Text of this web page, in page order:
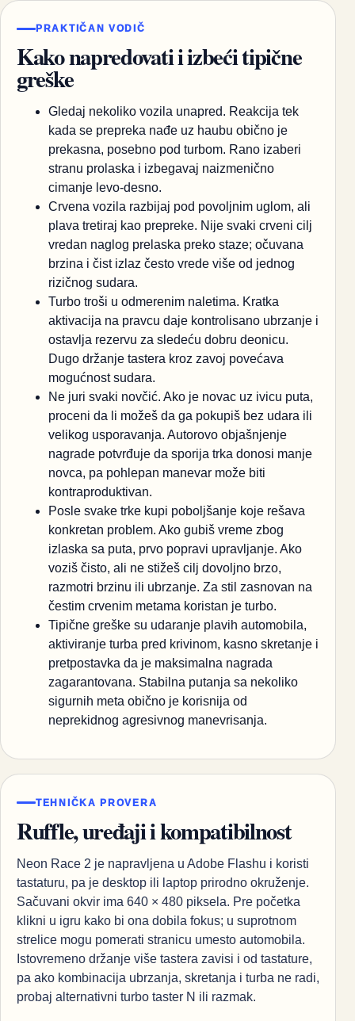
PRAKTIČAN VODIČ
Kako napredovati i izbeći tipične
greške
Gledaj nekoliko vozila unapred. Reakcija tek
kada se prepreka nađe uz haubu obično je
prekasna, posebno pod turbom. Rano izaberi
stranu prolaska i izbegavaj naizmenično
cimanje levo-desno.
Crvena vozila razbijaj pod povoljnim uglom, ali
plava tretiraj kao prepreke. Nije svaki crveni cilj
vredan naglog prelaska preko staze; očuvana
brzina i čist izlaz često vrede više od jednog
rizičnog sudara.
Turbo troši u odmerenim naletima. Kratka
aktivacija na pravcu daje kontrolisano ubrzanje i
ostavlja rezervu za sledeću dobru deonicu.
Dugo držanje tastera kroz zavoj povećava
mogućnost sudara.
Ne juri svaki novčić. Ako je novac uz ivicu puta,
proceni da li možeš da ga pokupiš bez udara ili
velikog usporavanja. Autorovo objašnjenje
nagrade potvrđuje da sporija trka donosi manje
novca, pa pohlepan manevar može biti
kontraproduktivan.
Posle svake trke kupi poboljšanje koje rešava
konkretan problem. Ako gubiš vreme zbog
izlaska sa puta, prvo popravi upravljanje. Ako
voziš čisto, ali ne stižeš cilj dovoljno brzo,
razmotri brzinu ili ubrzanje. Za stil zasnovan na
čestim crvenim metama koristan je turbo.
Tipične greške su udaranje plavih automobila,
aktiviranje turba pred krivinom, kasno skretanje i
pretpostavka da je maksimalna nagrada
zagarantovana. Stabilna putanja sa nekoliko
sigurnih meta obično je korisnija od
neprekidnog agresivnog manevrisanja.
TEHNIČKA PROVERA
Ruffle, uređaji i kompatibilnost
Neon Race 2 je napravljena u Adobe Flashu i koristi
tastaturu, pa je desktop ili laptop prirodno okruženje.
Sačuvani okvir ima 640 × 480 piksela. Pre početka
klikni u igru kako bi ona dobila fokus; u suprotnom
strelice mogu pomerati stranicu umesto automobila.
Istovremeno držanje više tastera zavisi i od tastature,
pa ako kombinacija ubrzanja, skretanja i turba ne radi,
probaj alternativni turbo taster N ili razmak.